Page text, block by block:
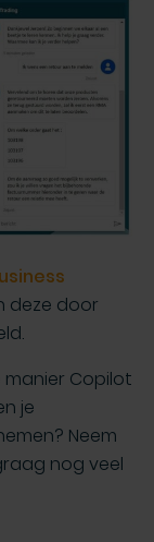
deze door
manier Copilot
je
Neem
nog veel